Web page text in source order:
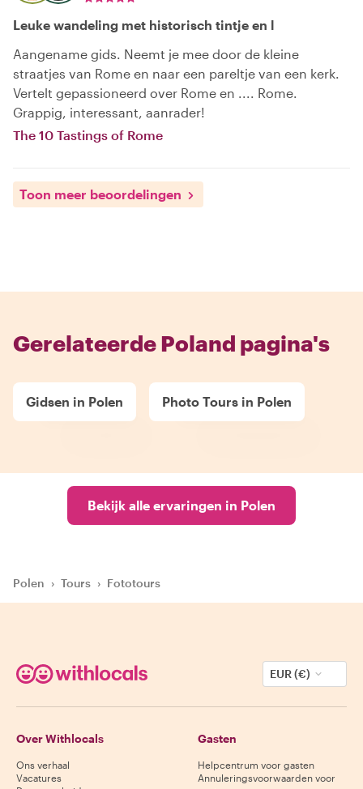
Leuke wandeling met historisch tintje en l
Aangename gids. Neemt je mee door de kleine
straatjes van Rome en naar een pareltje van een kerk.
Vertelt gepassioneerd over Rome en .... Rome.
Grappig, interessant, aanrader!
The 10 Tastings of Rome
Toon meer beoordelingen
Gerelateerde Poland pagina's
Gidsen in Polen Photo Tours in Polen
Bekijk alle ervaringen in Polen
Polen › Tours › Fototours
EUR (€)
Over Withlocals
Ons verhaal
Vacatures
Gasten
Helpcentrum voor gasten
Annuleringsvoorwaarden voor